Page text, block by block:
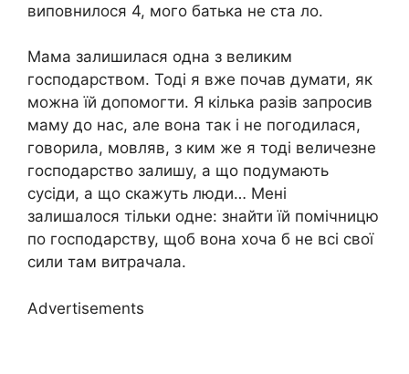
виповнилося 4, мого батька не ста ло.
Мама залишилася одна з великим
господарством. Тоді я вже почав думати, як
можна їй допомогти. Я кілька разів запросив
маму до нас, але вона так і не погодилася,
говорила, мовляв, з ким же я тоді величезне
господарство залишу, а що подумають
сусіди, а що скажуть люди… Мені
залишалося тільки одне: знайти їй помічницю
по господарству, щоб вона хоча б не всі свої
сили там витрачала.
Advertisements